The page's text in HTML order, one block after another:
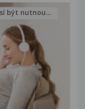
být nutnou...